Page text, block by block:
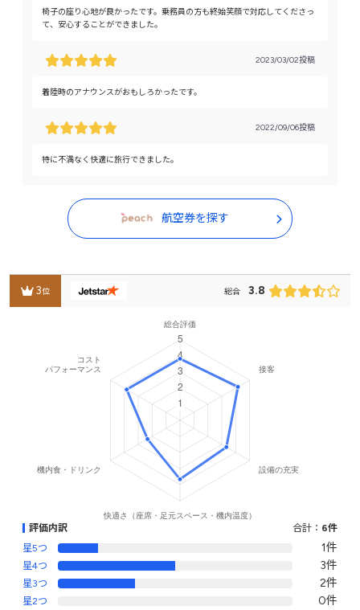
椅子の座り心地が良かったです。乗務員の方も終始笑顔で対応してくださっ
て、安心することができました。
2023/03/02投稿
着陸時のアナウンスがおもしろかったです。
2022/09/06投稿
特に不満なく快適に旅行できました。
航空券を探す
3位 総合 3.8
評価内訳 合計： 6件
星5つ
1件
星4つ 3件
星3つ 2件
星2つ 0件